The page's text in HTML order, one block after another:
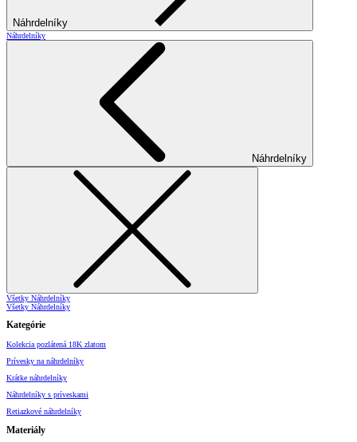
Náhrdelníky
Náhrdelníky
Náhrdelníky
Všetky Náhrdelníky
Všetky Náhrdelníky
Kategórie
Kolekcia pozlátená 18K zlatom
Prívesky na náhrdelníky
Krátke náhrdelníky
Náhrdelníky s príveskami
Retiazkové náhrdelníky
Materiály